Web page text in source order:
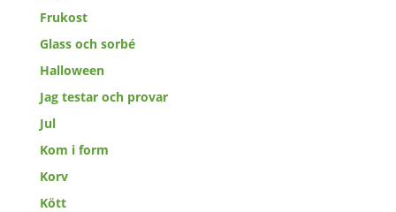
Frukost
Glass och sorbé
Halloween
Jag testar och provar
Jul
Kom i form
Korv
Kött